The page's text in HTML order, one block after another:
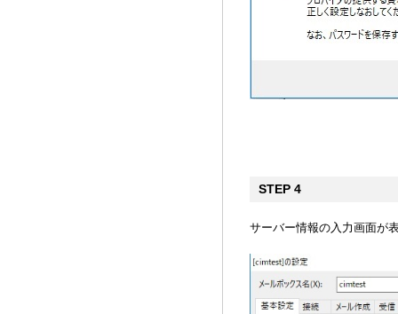
STEP 4
サーバー情報の入力画面が